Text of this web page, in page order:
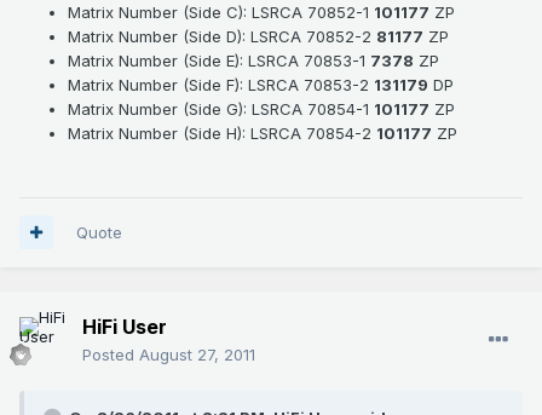
Matrix Number (Side C): LSRCA 70852-1 101177 ZP
Matrix Number (Side D): LSRCA 70852-2 81177 ZP
Matrix Number (Side E): LSRCA 70853-1 7378 ZP
Matrix Number (Side F): LSRCA 70853-2 131179 DP
Matrix Number (Side G): LSRCA 70854-1 101177 ZP
Matrix Number (Side H): LSRCA 70854-2 101177 ZP
Quote
HiFi User
Posted August 27, 2011